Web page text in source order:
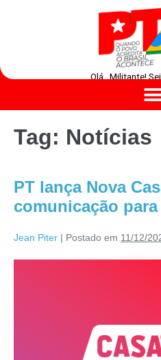
Olá , Militante!
Tag: Notícias
PT lança Nova
comunicação para
Jean Piter | Postado em 11/12/